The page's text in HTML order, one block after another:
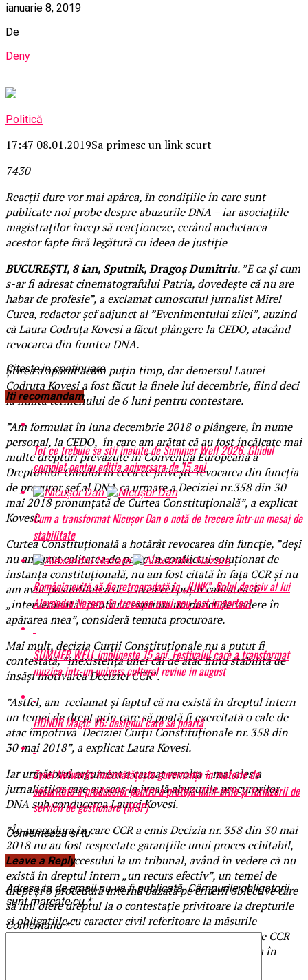
ianuarie 8, 2019
De
Deny
Politică
17:47 08.01.2019Sa primesc un link scurt
7430
Reacții dure vor mai apărea, în condițiile în care sunt
publicate noi probe despre abuzurile DNA – iar asociațiile
magistraților încep să reacționeze, cerând anchetarea
acestor fapte fără legătură cu ideea de justiție
BUCUREȘTI, 8 ian, Sputnik, Dragoș Dumitriu. ”E ca și cum
s-ar fi adresat cinematografului Patria, dovedește că nu are
habar de profesie”, a exclamat cunoscutul jurnalist Mirel
Curea, redactor șef adjunct al ”Evenimentului zilei”, auzind
că Laura Codruța Kovesi a făcut plângere la CEDO, atacând
revocarea din fruntea DNA.
Știrea a apărut acum puțin timp, dar demersul Laurei
Codruţa Kovesi a fost făcut la finele lui decembrie, fiind deci
la limita termenului de 6 luni pentru contestare.
”Am formulat în luna decembrie 2018 o plângere, în nume
personal, la CEDO, în care am arătat că au fost încălcate mai
multe drepturi prevăzute în Convenția Europeană a
Drepturilor Omului în ceea ce privește revocarea din funcția
de procuror șef al DNA ca urmare a Deciziei nr.358 din 30
mai 2018 pronunțată de Curtea Constituțională”, a explicat
Kovesi.
Curtea Constituțională a hotărât revocarea din funcție, ”deși
nu am avut calitatea de parte în conflictul soluționat de
instanța constituțională, nu am fost citată în fața CCR și nu
am avut posibilitatea de a avea cel puțin calitatea de
„intervenientă” pentru a exprima un punct de vedere în
apărarea mea”, consideră temuta procuroare.
Mai mult, decizia Curții Constituționale nu a putut fi
contestată, ”inexistența unei căi de atac fiind stabilită de
însăși motivarea Deciziei CCR”.
”Astfel, am reclamat și faptul că nu există în dreptul intern
un temei de drept prin care să poată fi exercitată o cale de
atac împotriva Deciziei Curții Constituționale nr. 358 din
30 mai 2018”, a explicat Laura Kovesi.
Iar următorul argument a cauzat revolta – mai ales a
jurnaliștilor care au scos la iveală abuzurile procurorilor
DNA sub conducerea Laurei Kovesi.
”În procedura în care CCR a emis Decizia nr. 358 din 30 mai
2018 nu au fost respectate garanțiile unui proces echitabil,
sub aspectul accesului la un tribunal, având în vedere că nu
există în dreptul intern „un recurs efectiv”, un temei de
drept și o procedură internă bazată pe criterii obiective care
să îmi ofere dreptul la o contestație privitoare la drepturile
și obligațiile cu caracter civil referitoare la măsurile
disciplinare dispuse de ministrul Justiției și decise de CCR
printr-o decizie definitivă, fără cale de atac”, se arata în
Citeste in continuare
Iti recomandam
Tot ce trebuie sa stii inainte de Summer Well 2026. Ghidul
complet pentru editia aniversara de 15 ani
Cum a transformat Nicușor Dan o notă de trecere într-un mesaj de
stabilitate
România evită să fie retrogradată în „JUNK”. Rolul decisiv al lui
Alexandru Nazare, în trecerea unui nou test important
SUMMER WELL implineste 15 ani. Festivalul care a transformat
muzica intr-un univers cultural revine in august
HONOR Magic V6: designul care se poartă
Zyxel Networks îmbunătățește guvernanța în materie de
securitate a produselor pentru a proteja IMM-urile și furnizorii de
servicii de gestionare (MSP)
Comenteaza si tu
Leave a Reply
Adresa ta de email nu va fi publicată. Câmpurile obligatorii
sunt marcate cu*
Comentariu*